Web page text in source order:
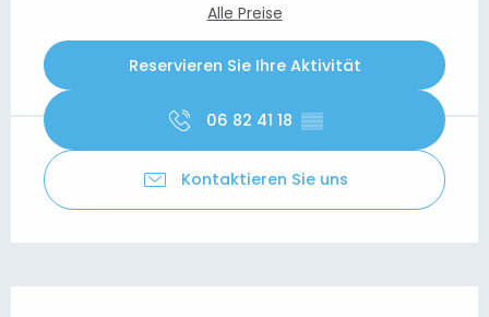
Alle Preise
Reservieren Sie Ihre Aktivität
06 82 41 18 ▒▒
Kontaktieren Sie uns